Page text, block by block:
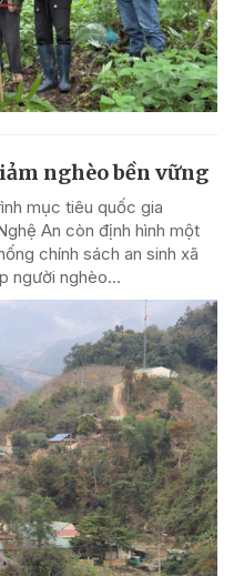
nghèo bền vững
mục tiêu quốc gia
An còn định hình một
chính sách an sinh xã
người nghèo...